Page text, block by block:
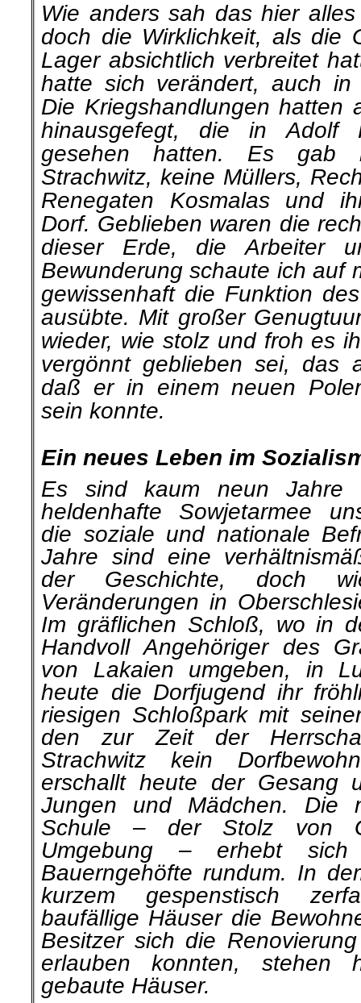
Wie anders sah das hier
doch die Wirklichkeit, als die
Lager absichtlich verbreitet
hatte sich verändert, auch in
Die Kriegshand­lungen hatten
hinausgefegt, die in Adolf
gesehen hatten. Es gab
Strachwitz, keine Müllers,
Renegaten Kosmalas und
Dorf. Geblieben waren die
dieser Erde, die Arbeiter
Bewunderung schaute ich auf
gewissenhaft die Funktion
ausübte. Mit großer
wieder, wie stolz und froh es
ver­gönnt geblieben sei, das
daß er in einem neuen
sein konnte.
Ein neues Leben im
Es sind kaum neun Jahre
heldenhafte Sowjetarmee
die soziale und nationale
Jahre sind eine
der Geschichte, doch
Veränderungen in
Im gräf­lichen Schloß, wo in
Handvoll Angehöriger des
von Lakaien umgeben, in
heute die Dorfjugend ihr
riesigen Schloßpark mit
den zur Zeit der
Strachwitz kein
erschallt heute der Gesang
Jungen und Mädchen. Die
Schule – der Stolz von
Umgebung – erhebt
Bauerngehöfte rundum. In
kurzem gespenstisch
baufällige Häuser die
Besitzer sich die
erlauben konnten, stehen
gebaute Häuser.